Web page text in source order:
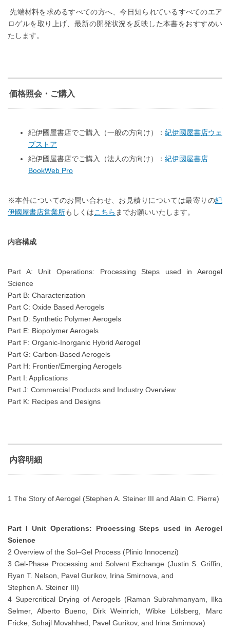
先端材料を求めるすべての方へ、今日知られているすべてのエア
ロゲルを取り上げ、最新の開発状況を反映した本書をおすすめい
たします。
価格照会・ご購入
紀伊國屋書店でご購入（一般の方向け）： 紀伊國屋書店ウェ
ブストア
紀伊國屋書店でご購入（法人の方向け）： 紀伊國屋書店
BookWeb Pro
※本件についてのお問い合わせ、お見積りについては最寄りの紀
伊國屋書店営業所もしくはこちら までお願いいたします。
内容構成
Part A: Unit Operations: Processing Steps used in Aerogel
Science
Part B: Characterization
Part C: Oxide Based Aerogels
Part D: Synthetic Polymer Aerogels
Part E: Biopolymer Aerogels
Part F: Organic-Inorganic Hybrid Aerogel
Part G: Carbon-Based Aerogels
Part H: Frontier/Emerging Aerogels
Part I: Applications
Part J: Commercial Products and Industry Overview
Part K: Recipes and Designs
内容明細
1 The Story of Aerogel (Stephen A. Steiner III and Alain C. Pierre)
Part I Unit Operations: Processing Steps used in Aerogel
Science
2 Overview of the Sol–Gel Process (Plinio Innocenzi)
3 Gel-Phase Processing and Solvent Exchange (Justin S. Griffin,
Ryan T. Nelson, Pavel Gurikov, Irina Smirnova, and
Stephen A. Steiner III)
4 Supercritical Drying of Aerogels (Raman Subrahmanyam, Ilka
Selmer, Alberto Bueno, Dirk Weinrich, Wibke Lölsberg, Marc
Fricke, Sohajl Movahhed, Pavel Gurikov, and Irina Smirnova)